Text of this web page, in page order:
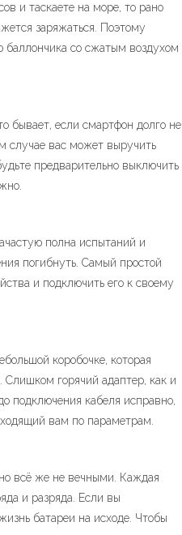
и таскаете на море, то рано
заряжаться. Поэтому
со сжатым воздухом
бывает, если смартфон долго не
случае вас может выручить
предварительно выключить
полна испытаний и
погибнуть. Самый простой
и подключить его к своему
коробочке, которая
Слишком горячий адаптер, как и
подключения кабеля исправно,
вам по параметрам.
всё же не вечными. Каждая
и разряда. Если вы
батареи на исходе. Чтобы